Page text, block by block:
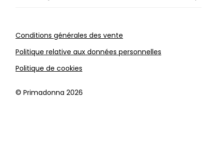
Conditions générales des vente
Politique relative aux données personnelles
Politique de cookies
©️ Primadonna 2026